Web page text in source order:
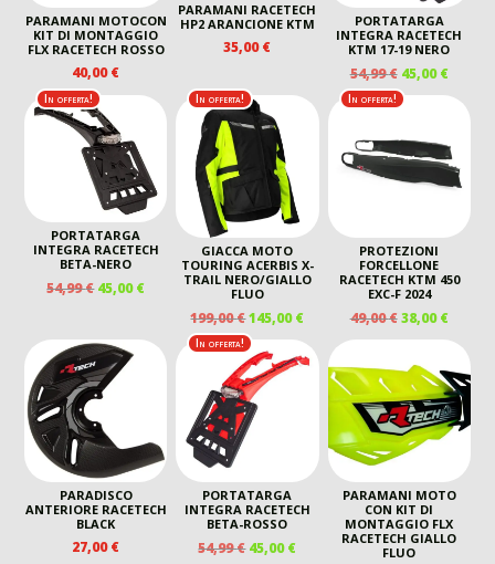
PARAMANI MOTOCON
KIT DI MONTAGGIO
FLX RACETECH ROSSO
40,00€
PARAMANI RACETECH
HP2 ARANCIONE KTM
35,00€
PORTATARGA
INTEGRA RACETECH
KTM 17-19 NERO
54,99€ IL
PREZZO
ORIGINALE
54,99 €.
45,00€IL
45,00
In offerta!
PORTATARGA
INTEGRA RACETECH
BETA-NERO
54,99€ IL
ERA:
54,99 €.
45,00€IL
ATTUALE
È:
45,00 €.
In offerta!
GIACCA MOTO
TOURING ACERBIS X-
TRAIL NERO/GIALLO
FLUO
199,00€IL
PREZZO
ORIGINALE
ERA:
199,00 €.
145,00€IL
PREZZO
ATTUALE
145,00 €.
In offerta!
PROTEZIONI
FORCELLONE
RACETECH KTM 450
EXC-F 2024
49,00€ IL
PREZZO
ORIGINALE
ERA:
49,00 €.
38,00€IL
È:
38,00
PARADISCO
ANTERIORE RACETECH
BLACK
27,00€
In offerta!
PORTATARGA
INTEGRA RACETECH
BETA-ROSSO
54,99€ IL
45,00€IL
PARAMANI MOTO
CON KIT DI
MONTAGGIO FLX
RACETECH GIALLO
FLUO